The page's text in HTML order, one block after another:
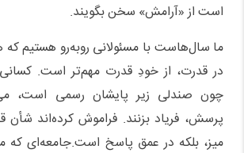
است از «آرامش» سخن بگویند.
ما سال‌هاست با مسئولانی روبه‌رو هستیم که
در قدرت، از خودِ قدرت مهم‌تر است.
چون صندلی زیر پایشان رسمی است،
پرسش، فریاد بزنند. فراموش کرده‌اند شأن
میز، بلکه در عمق پاسخ است.جامعه‌ای